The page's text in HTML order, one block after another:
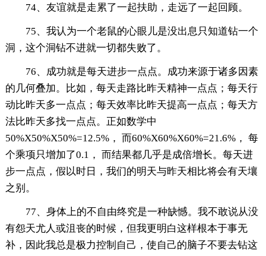
74、友谊就是走累了一起扶助，走远了一起回顾。
75、我认为一个老鼠的心眼儿是没出息只知道钻一个
洞，这个洞钻不进就一切都失败了。
76、成功就是每天进步一点点。成功来源于诸多因素
的几何叠加。比如，每天走路比昨天精神一点点；每天行
动比昨天多一点点；每天效率比昨天提高一点点；每天方
法比昨天多找一点点。正如数学中
50%X50%X50%=12.5%， 而60%X60%X60%=21.6%， 每
个乘项只增加了0.1， 而结果都几乎是成倍增长。每天进
步一点点，假以时日，我们的明天与昨天相比将会有天壤
之别。
77、身体上的不自由终究是一种缺憾。我不敢说从没
有怨天尤人或沮丧的时候，但我更明白这样根本于事无
补，因此我总是极力控制自己，使自己的脑子不要去钻这